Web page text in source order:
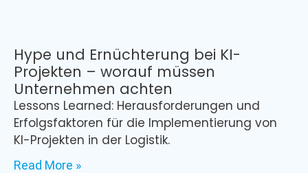
Hype und Ernüchterung bei KI-
Projekten – worauf müssen
Unternehmen achten
Lessons Learned: Herausforderungen und
Erfolgsfaktoren für die Implementierung von
KI-Projekten in der Logistik.
Read More »